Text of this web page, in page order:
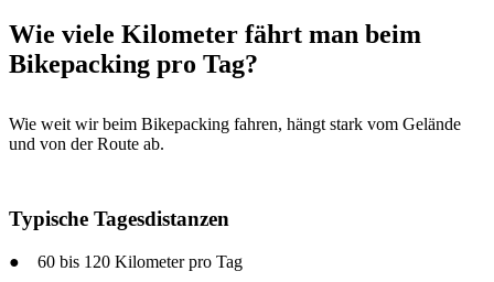
Wie viele Kilometer fährt man beim
Bikepacking pro Tag?
Wie weit wir beim Bikepacking fahren, hängt stark vom Gelände
und von der Route ab.
Typische Tagesdistanzen
● 60 bis 120 Kilometer pro Tag